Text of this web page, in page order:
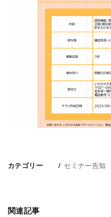
カテゴリー セミナー告知
関連記事